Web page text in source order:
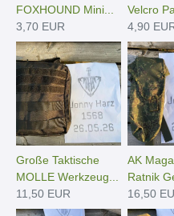
FOXHOUND Mini...
3,70 EUR
Velcro
4,90
Große Taktische
MOLLE Werkzeug...
11,50 EUR
AK
Ratnik
16,50